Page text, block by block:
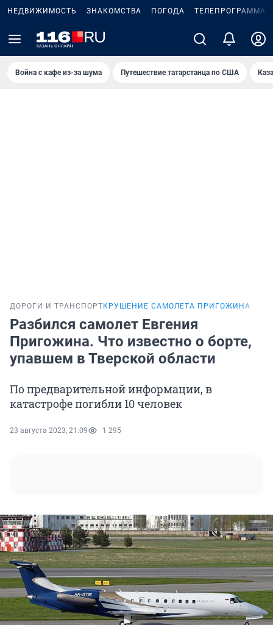
НЕДВИЖИМОСТЬ ЗНАКОМСТВА ПОГОДА ТЕЛЕПРОГРАММА
Война с кафе из-за шума Путешествие татарстанца по США
ДОРОГИ И ТРАНСПОРТ КРУШЕНИЕ САМОЛЕТА ПРИГОЖИНА
Разбился самолет Евгения
Пригожина. Что известно о борте,
упавшем в Тверской области
По предварительной информации, в
катастрофе погибли 10 человек
23 августа 2023, 21:09 1 295